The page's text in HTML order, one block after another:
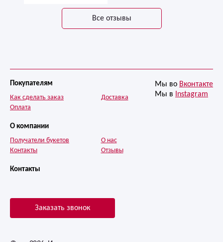
Все отзывы
Контакты
Заказать звонок
Покупателям
Как сделать заказ
Оплата
Доставка
О компании
Получатели букетов
Контакты
О нас
Отзывы
Мы во Вконтакте
Мы в Instagram